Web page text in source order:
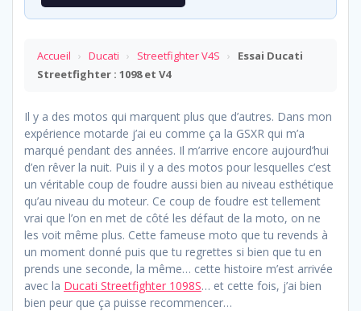
Accueil › Ducati › Streetfighter V4S ›
Essai Ducati
Streetfighter : 1098 et V4
Il y a des motos qui marquent plus que d’autres. Dans mon
expérience motarde j’ai eu comme ça la GSXR qui m’a
marqué pendant des années. Il m’arrive encore aujourd’hui
d’en rêver la nuit. Puis il y a des motos pour lesquelles c’est
un véritable coup de foudre aussi bien au niveau esthétique
qu’au niveau du moteur. Ce coup de foudre est tellement
vrai que l’on en met de côté les défaut de la moto, on ne
les voit même plus. Cette fameuse moto que tu revends à
un moment donné puis que tu regrettes si bien que tu en
prends une seconde, la même… cette histoire m’est arrivée
avec la Ducati Streetfighter 1098S… et cette fois, j’ai bien
bien peur que ça puisse recommencer…